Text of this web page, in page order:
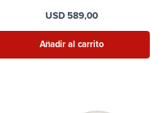
USD589,00
Añadir al carrito